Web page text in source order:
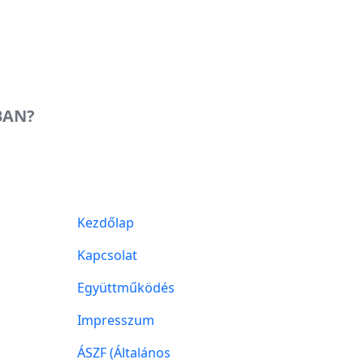
Kezdőlap
Kapcsolat
Együttműködés
Impresszum
ÁSZF (Általános